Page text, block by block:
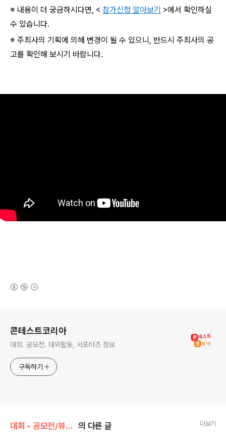
※ 내용이 더 궁금하시다면, < 참가신청 알아보기 >에서 확인하실
수 있습니다.
※ 주최사의 기획에 의해 변경이 될 수 있으니, 반드시 주최사의 공
고를 확인해 보시기 바랍니다.
콘테스트코리아
대회. 공모전. 대외활동, 서포터즈 정보
구독하기
대회 • 공모전/뷰티 • 선발 • 배우 • 오디션 의 다른 글 더보기